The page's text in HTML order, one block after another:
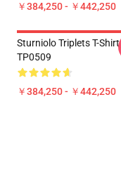
￥384,250 - ￥442,250
Sturniolo Triplets T-Shirt
TP0509
￥384,250 - ￥442,250